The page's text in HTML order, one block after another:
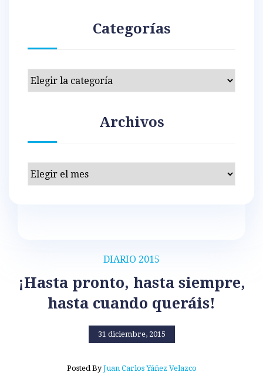
DIARIO 2015
¡Hasta pronto, hasta siempre,
hasta cuando queráis!
31 diciembre, 2015
Posted ByJuan Carlos Yáñez Velazco
Categorías
Categorías
Archivos
Archivos